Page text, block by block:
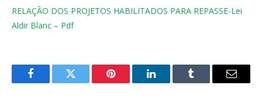
RELAÇÃO DOS PROJETOS HABILITADOS PARA REPASSE-Lei
Aldir Blanc – Pdf
FacebookTwitter Pinterest LinkedInTumblr
E-